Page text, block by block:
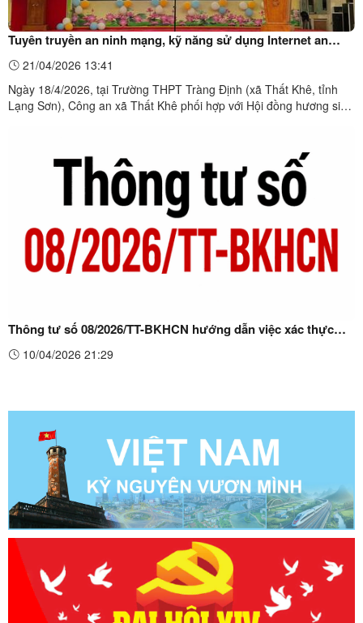
Tuyên truyền an ninh mạng, kỹ năng sử dụng Internet an
toàn cho học sinh THPT Tràng Định
21/04/2026 13:41
Ngày 18/4/2026, tại Trường THPT Tràng Định (xã Thất Khê, tỉnh
Lạng Sơn), Công an xã Thất Khê phối hợp với Hội đồng hương sinh
chương trình tình nguyện “Khi tôi 18” năm ...
Thông tư số 08/2026/TT-BKHCN hướng dẫn việc xác thực
thông tin thuê bao di động mặt đất. Thông tư có hiệu lực thi
hành từ ngày 15/4/2026, riêng Điều 8 của Thông tư có hiệu
10/04/2026 21:29